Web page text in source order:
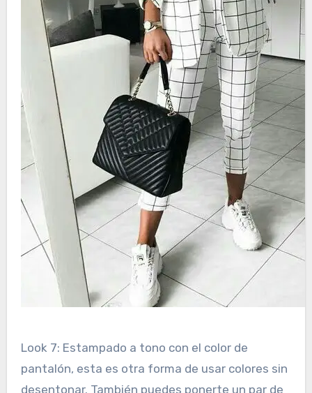
Look 7: Estampado a tono con el color de
pantalón, esta es otra forma de usar colores sin
desentonar. También puedes ponerte un par de